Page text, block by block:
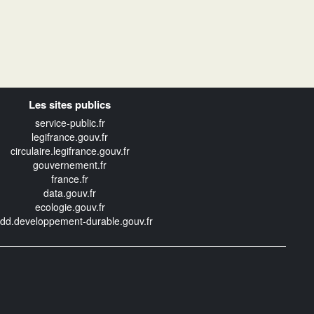
Les sites publics
service-public.fr
legifrance.gouv.fr
circulaire.legifrance.gouv.fr
gouvernement.fr
france.fr
data.gouv.fr
ecologie.gouv.fr
durable.gouv.fr